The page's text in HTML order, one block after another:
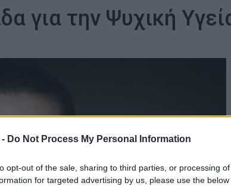
Do Not Process My Personal Information
opt-out of the sale, sharing to third parties, or processing
for targeted advertising by us, please use the
για την Ψυχική